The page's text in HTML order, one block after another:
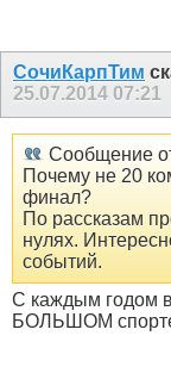
СочиКарпТим
25.07.2014 07:21
Сообщение
Почему не 20
финал?
По рассказам
нулях.
событий.
С каждым годом
БОЛЬШОМ